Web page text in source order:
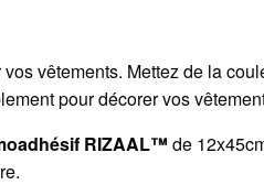
vêtements. Mettez de la
pour décorer vos
RIZAAL™ de